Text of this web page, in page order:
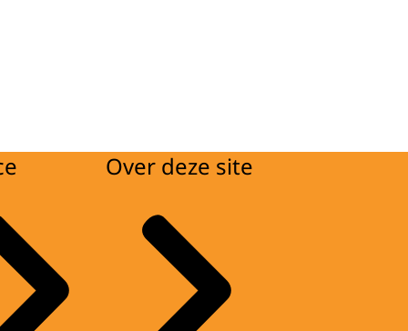
Over deze site